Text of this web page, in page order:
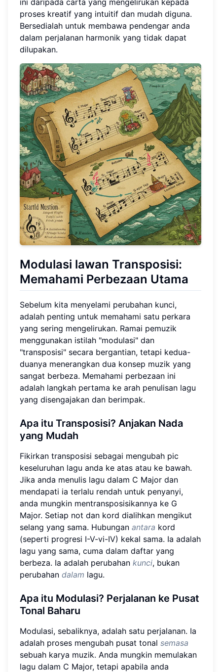
proses kreatif yang intuitif dan mudah diguna.
Bersedialah untuk membawa pendengar anda
dalam perjalanan harmonik yang tidak dapat
dilupakan.
Modulasi lawan Transposisi:
Memahami Perbezaan Utama
Sebelum kita menyelami perubahan kunci,
adalah penting untuk memahami satu perkara
yang sering mengelirukan. Ramai pemuzik
menggunakan istilah "modulasi" dan
"transposisi" secara bergantian, tetapi kedua-
duanya menerangkan dua konsep muzik yang
sangat berbeza. Memahami perbezaan ini
adalah langkah pertama ke arah penulisan lagu
yang disengajakan dan berimpak.
Apa itu Transposisi? Anjakan Nada
yang Mudah
Fikirkan transposisi sebagai mengubah pic
keseluruhan lagu anda ke atas atau ke bawah.
Jika anda menulis lagu dalam C Major dan
mendapati ia terlalu rendah untuk penyanyi,
anda mungkin mentransposisikannya ke G
Major. Setiap not dan kord dialihkan mengikut
selang yang sama. Hubungan antara kord
(seperti progresi I-V-vi-IV) kekal sama. Ia adalah
lagu yang sama, cuma dalam daftar yang
berbeza. Ia adalah perubahan kunci, bukan
perubahan dalam lagu.
Apa itu Modulasi? Perjalanan ke Pusat
Tonal Baharu
Modulasi, sebaliknya, adalah satu perjalanan. Ia
adalah proses mengubah pusat tonal semasa
sebuah karya muzik. Anda mungkin memulakan
lagu dalam C Major, tetapi apabila anda